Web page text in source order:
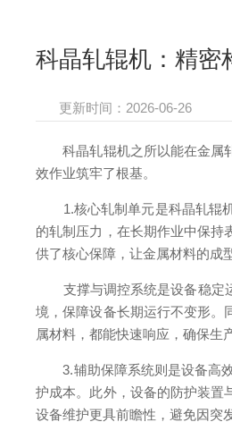
科晶轧辊机：精密
更新时间：2026-06-26
科晶轧辊机之所以能在金属轧
效作业筑牢了根基。
1.核心轧制单元是科晶轧辊机
的轧制压力，在长期作业中保持
供了核心保障，让金属材料的成
支撑与调控系统是设备稳定运
境，保障设备长期运行不变形。
属材料，都能快速响应，确保生
3.辅助保障系统则是设备高效
护成本。此外，设备的防护装置
设备维护更具前瞻性，避免因突